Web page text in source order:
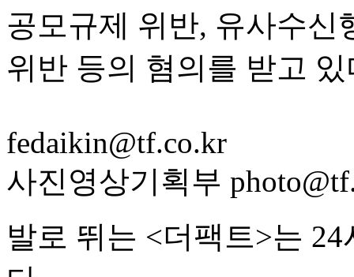
공모규제 위반, 유사수신
위반 등의 혐의를 받고 있
fedaikin@tf.co.kr
사진영상기획부
발로 뛰는 <더팩트>는